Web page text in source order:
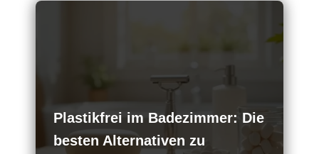
Plastikfrei im Badezimmer: Die
besten Alternativen zu